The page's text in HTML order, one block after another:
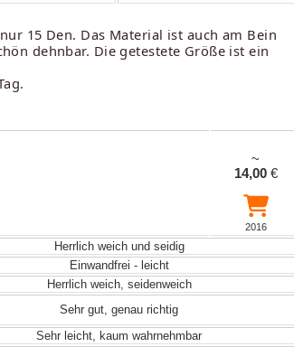
15 Den. Das Material ist auch am Bein
dehnbar. Die getestete Größe ist ein
~
14,00€
2016
Herrlich weich und seidig
Einwandfrei - leicht
Herrlich weich, seidenweich
Sehr gut, genau richtig
Sehr leicht, kaum wahrnehmbar